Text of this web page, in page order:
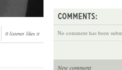
No comment has been
New comment
0 listener likes it